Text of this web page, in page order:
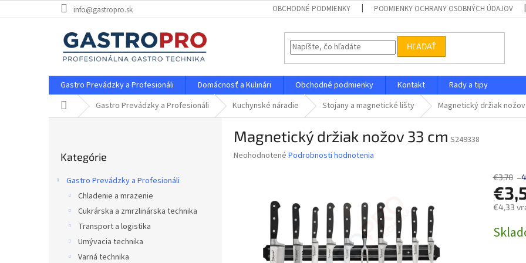
na
info@gastropro.sk OBCHODNÉ PODMIENKY PODMIENKY OCHRANY OSOBNÝCH ÚDAJOV
HĽADAŤ
Gastro Prevádzky a Profesionáli Domácnosť a Kulinári Obchodné podmienky Kontakt
Rady a tipy
Domov Gastro Prevádzky a Profesionáli Kuchynské náradie Stojany a magnetické lišty Magnetický držiak nožov
kategórie
Kategórie
Gastro Prevádzky a Profesionáli
Chladenie a mrazenie
Cukrárska a zmrzlinárska technika
Transport a logistika
Umývacia technika
Varná technika
Magnetický držiak nožov 33 cm S249338
Priemerné
hviezdičiek.
Neohodnotené Podrobnosti hodnotenia
€3,70
€4,33
cena: